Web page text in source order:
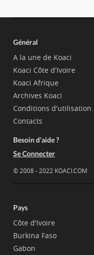
Général
A la une de Koaci
Koaci Côte d'Ivoire
Koaci Afrique
Archives Koaci
Conditions d'utilisation
Contacts
Besoin d'aide ?
Se Connecter
© 2008 - 2022 KOACI.COM
Pays
Côte d'Ivoire
Burkina Faso
Gabon